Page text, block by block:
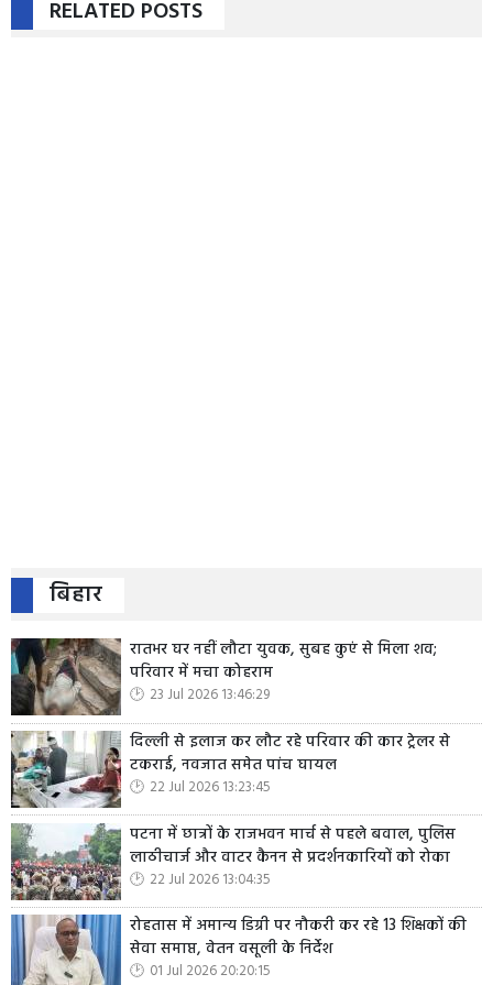
RELATED POSTS
बिहार
रातभर घर नहीं लौटा युवक, सुबह कुएं से मिला शव;
परिवार में मचा कोहराम
23 Jul 2026 13:46:29
दिल्ली से इलाज कर लौट रहे परिवार की कार ट्रेलर से
टकराई, नवजात समेत पांच घायल
22 Jul 2026 13:23:45
पटना में छात्रों के राजभवन मार्च से पहले बवाल, पुलिस
लाठीचार्ज और वाटर कैनन से प्रदर्शनकारियों को रोका
22 Jul 2026 13:04:35
रोहतास में अमान्य डिग्री पर नौकरी कर रहे 13 शिक्षकों की
सेवा समाप्त, वेतन वसूली के निर्देश
01 Jul 2026 20:20:15